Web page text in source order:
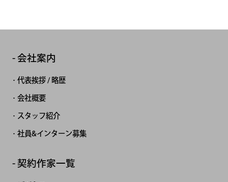
会社案内
代表挨拶 / 略歴
会社概要
スタッフ紹介
社員&インターン募集
契約作家一覧